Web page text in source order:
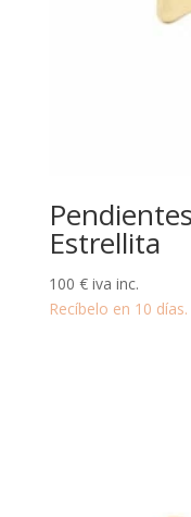
Estrellita
100 € iva inc.
Recíbelo en 10 días.